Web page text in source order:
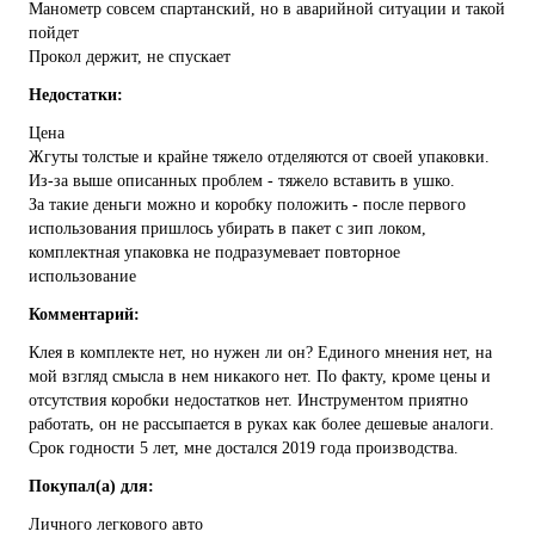
Манометр совсем спартанский, но в аварийной ситуации и такой
пойдет
Прокол держит, не спускает
Недостатки:
Цена
Жгуты толстые и крайне тяжело отделяются от своей упаковки.
Из-за выше описанных проблем - тяжело вставить в ушко.
За такие деньги можно и коробку положить - после первого
использования пришлось убирать в пакет с зип локом,
комплектная упаковка не подразумевает повторное
использование
Комментарий:
Клея в комплекте нет, но нужен ли он? Единого мнения нет, на
мой взгляд смысла в нем никакого нет. По факту, кроме цены и
отсутствия коробки недостатков нет. Инструментом приятно
работать, он не рассыпается в руках как более дешевые аналоги.
Срок годности 5 лет, мне достался 2019 года производства.
Покупал(а) для:
Личного легкового авто